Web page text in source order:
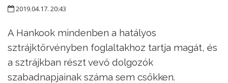
2019.04.17. 20:43
A Hankook mindenben a hatályos
sztrájktörvényben foglaltakhoz tartja magát, és
a sztrájkban részt vevő dolgozók
szabadnapjainak száma sem csökken.